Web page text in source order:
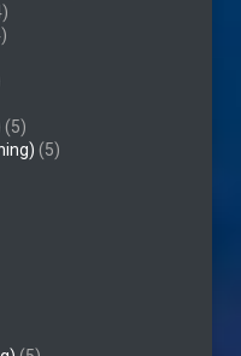
(5)
(5)